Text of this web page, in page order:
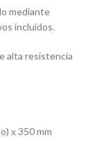
mediante
incluidos.
alta resistencia
x 350 mm